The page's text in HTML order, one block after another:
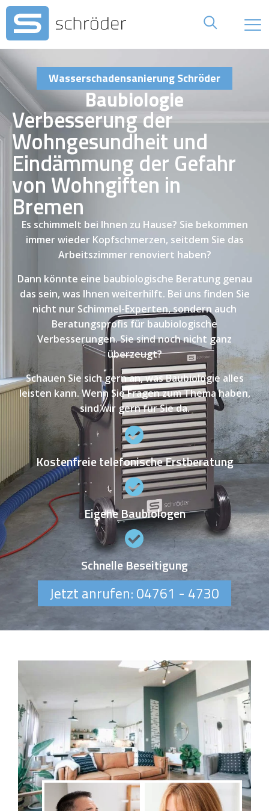
Wasserschadensanierung Schröder
Baubiologie
Verbesserung der
Wohngesundheit und
Eindämmung der Gefahr
von Wohngiften in
Bremen
Es schimmelt bei Ihnen zu Hause? Sie bekommen
immer wieder Kopfschmerzen, seitdem Sie das
Arbeitszimmer renoviert haben?
Dann könnte eine baubiologische Beratung genau
das sein, was Ihnen weiterhilft. Bei uns finden Sie
nicht nur Schimmel-Experten, sondern auch
Beratungsprofis für baubiologische
Verbesserungen. Sie sind noch nicht ganz
überzeugt?
Schauen Sie sich gern an, was Baubiologie alles
leisten kann. Wenn Sie Fragen zum Thema haben,
sind wir gern für Sie da.
Kostenfreie telefonische Erstberatung
Eigene Baubiologen
Schnelle Beseitigung
Jetzt anrufen: 04761 - 4730